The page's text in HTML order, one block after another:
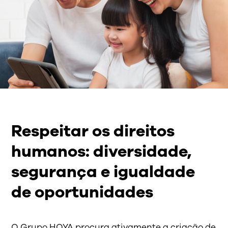
Respeitar os direitos
humanos: diversidade,
segurança e igualdade
de oportunidades